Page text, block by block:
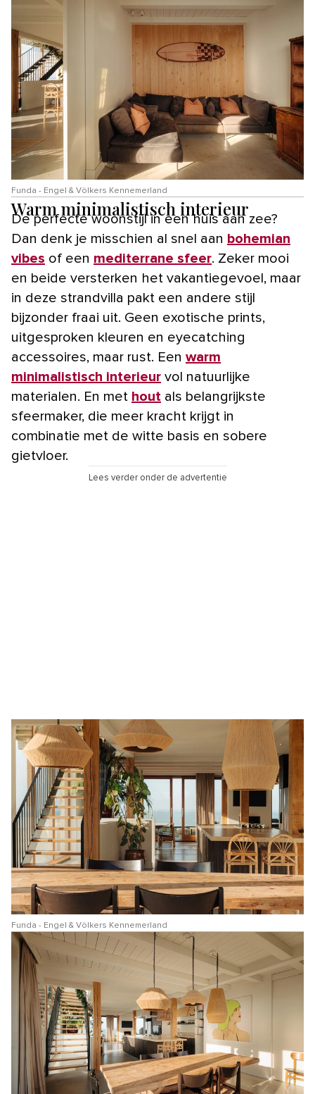
Funda - Engel & Völkers Kennemerland
Warm minimalistisch interieur
De perfecte woonstijl in een huis aan zee?
Dan denk je misschien al snel aan bohemian
vibes of een mediterrane sfeer. Zeker mooi
en beide versterken het vakantiegevoel, maar
in deze strandvilla pakt een andere stijl
bijzonder fraai uit. Geen exotische prints,
uitgesproken kleuren en eyecatching
accessoires, maar rust. Een warm
minimalistisch interieur vol natuurlijke
materialen. En met hout als belangrijkste
sfeermaker, die meer kracht krijgt in
combinatie met de witte basis en sobere
gietvloer.
Lees verder onder de advertentie
Funda - Engel & Völkers Kennemerland